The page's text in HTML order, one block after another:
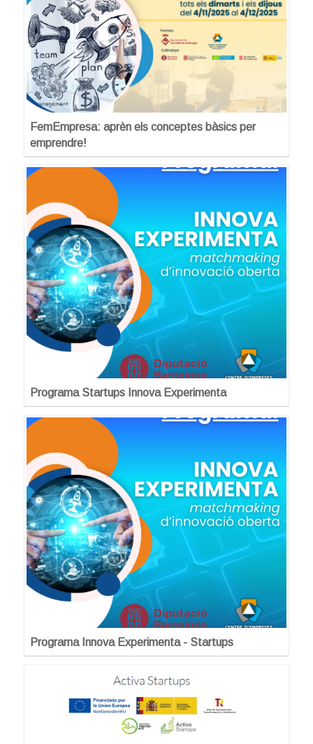
FemEmpresa: aprèn els conceptes bàsics per
emprendre!
Programa Startups Innova Experimenta
Programa Innova Experimenta - Startups